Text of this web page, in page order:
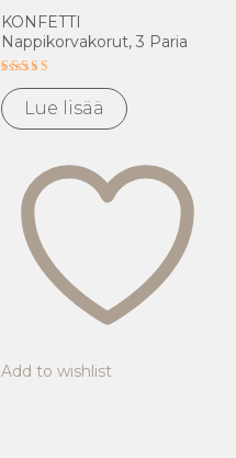
KONFETTI
Nappikorvakorut, 3 Paria
Arvostelu
tuotteesta:
5.00
/ 5
Lue lisää
Add to wishlist